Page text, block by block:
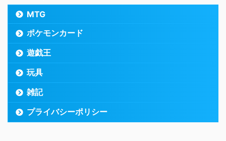
MTG
ポケモンカード
遊戯王
玩具
雑記
プライバシーポリシー